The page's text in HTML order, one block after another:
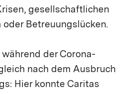
gesellschaftlichen
oder Betreuungslücken.
der Corona-
nach dem Ausbruch
Hier konnte Caritas